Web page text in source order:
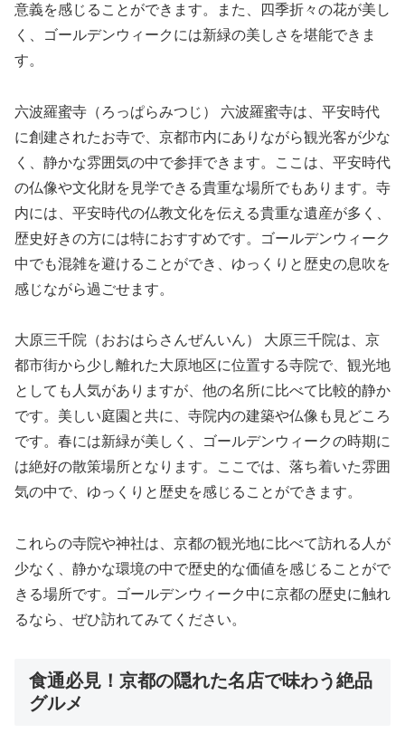
意義を感じることができます。また、四季折々の花が美し
く、ゴールデンウィークには新緑の美しさを堪能できま
す。
六波羅蜜寺（ろっぱらみつじ） 六波羅蜜寺は、平安時代
に創建されたお寺で、京都市内にありながら観光客が少な
く、静かな雰囲気の中で参拝できます。ここは、平安時代
の仏像や文化財を見学できる貴重な場所でもあります。寺
内には、平安時代の仏教文化を伝える貴重な遺産が多く、
歴史好きの方には特におすすめです。ゴールデンウィーク
中でも混雑を避けることができ、ゆっくりと歴史の息吹を
感じながら過ごせます。
大原三千院（おおはらさんぜんいん） 大原三千院は、京
都市街から少し離れた大原地区に位置する寺院で、観光地
としても人気がありますが、他の名所に比べて比較的静か
です。美しい庭園と共に、寺院内の建築や仏像も見どころ
です。春には新緑が美しく、ゴールデンウィークの時期に
は絶好の散策場所となります。ここでは、落ち着いた雰囲
気の中で、ゆっくりと歴史を感じることができます。
これらの寺院や神社は、京都の観光地に比べて訪れる人が
少なく、静かな環境の中で歴史的な価値を感じることがで
きる場所です。ゴールデンウィーク中に京都の歴史に触れ
るなら、ぜひ訪れてみてください。
食通必見！京都の隠れた名店で味わう絶品
グルメ